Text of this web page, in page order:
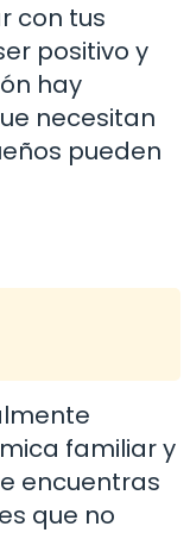
con tus
positivo y
hay
necesitan
pueden
familiar y
encuentras
que no